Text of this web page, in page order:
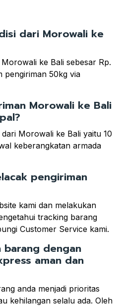
dari Morowali ke
ke Bali sebesar Rp.
pengiriman 50kg via
Morowali ke Bali
Morowali ke Bali yaitu 10
keberangkatan armada
pengiriman
kami dan melakukan
tracking barang
Customer Service kami.
dengan
aman dan
anda menjadi prioritas
kehilangan selalu ada. Oleh